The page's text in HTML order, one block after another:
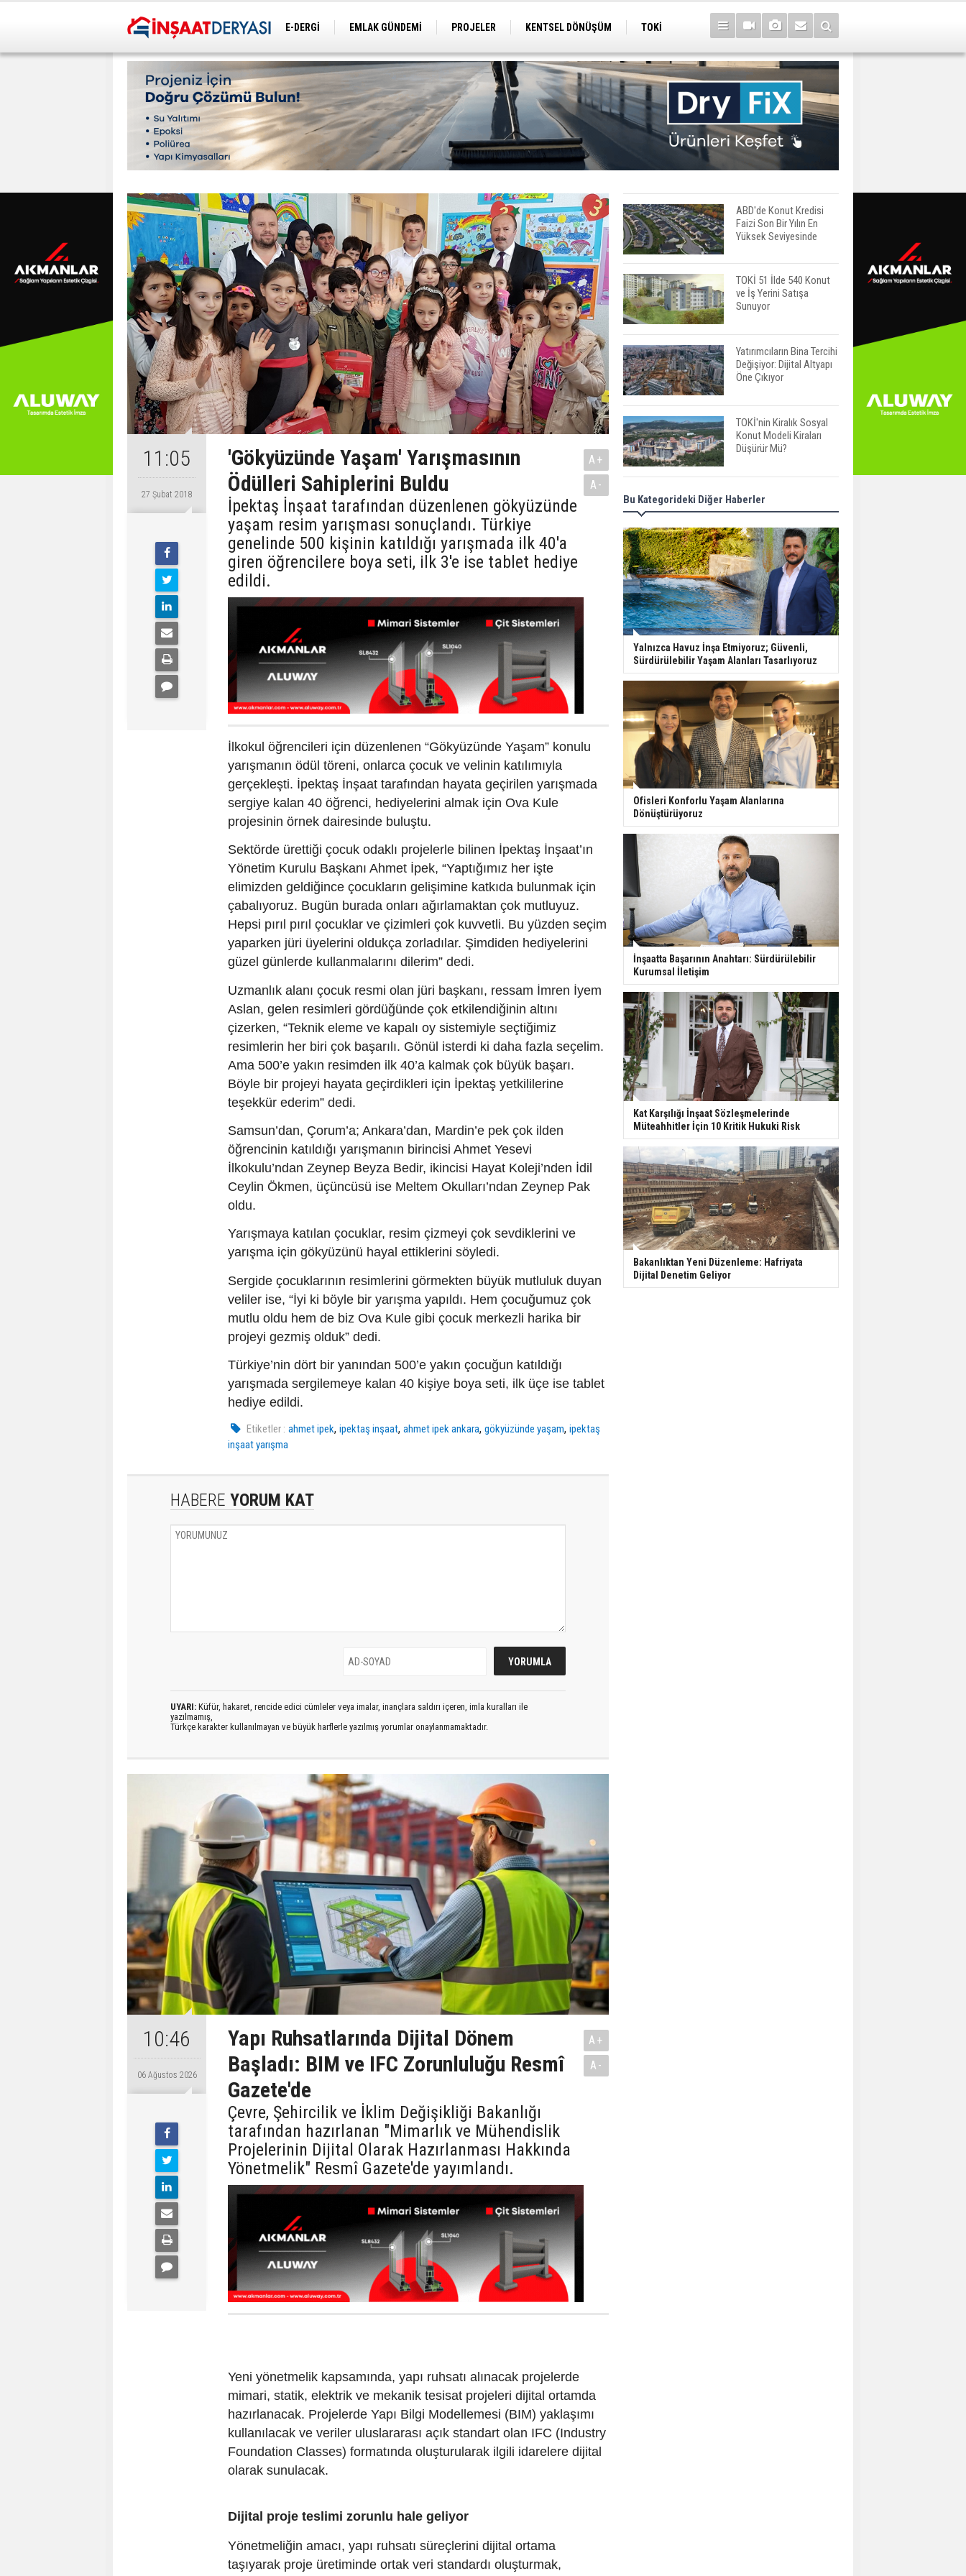
E-DERGİ EMLAK GÜNDEMİ PROJELER KENTSEL DÖNÜŞÜM
TOKİ
11:05
27 Şubat 2018
'Gökyüzünde Yaşam' Yarışmasının
Ödülleri Sahiplerini Buldu
İpektaş İnşaat tarafından düzenlenen gökyüzünde
yaşam resim yarışması sonuçlandı. Türkiye
genelinde 500 kişinin katıldığı yarışmada ilk 40'a
giren öğrencilere boya seti, ilk 3'e ise tablet hediye
edildi.
A+
A-
İlkokul öğrencileri için düzenlenen “Gökyüzünde Yaşam” konulu
yarışmanın ödül töreni, onlarca çocuk ve velinin katılımıyla
gerçekleşti. İpektaş İnşaat tarafından hayata geçirilen yarışmada
sergiye kalan 40 öğrenci, hediyelerini almak için Ova Kule
projesinin örnek dairesinde buluştu.
Sektörde ürettiği çocuk odaklı projelerle bilinen İpektaş İnşaat’ın
Yönetim Kurulu Başkanı Ahmet İpek, “Yaptığımız her işte
elimizden geldiğince çocukların gelişimine katkıda bulunmak için
çabalıyoruz. Bugün burada onları ağırlamaktan çok mutluyuz.
Hepsi pırıl pırıl çocuklar ve çizimleri çok kuvvetli. Bu yüzden seçim
yaparken jüri üyelerini oldukça zorladılar. Şimdiden hediyelerini
güzel günlerde kullanmalarını dilerim” dedi.
Uzmanlık alanı çocuk resmi olan jüri başkanı, ressam İmren İyem
Aslan, gelen resimleri gördüğünde çok etkilendiğinin altını
çizerken, “Teknik eleme ve kapalı oy sistemiyle seçtiğimiz
resimlerin her biri çok başarılı. Gönül isterdi ki daha fazla seçelim.
Ama 500’e yakın resimden ilk 40’a kalmak çok büyük başarı.
Böyle bir projeyi hayata geçirdikleri için İpektaş yetkililerine
teşekkür ederim” dedi.
Samsun’dan, Çorum’a; Ankara’dan, Mardin’e pek çok ilden
öğrencinin katıldığı yarışmanın birincisi Ahmet Yesevi
İlkokulu’ndan Zeynep Beyza Bedir, ikincisi Hayat Koleji’nden İdil
Ceylin Ökmen, üçüncüsü ise Meltem Okulları’ndan Zeynep Pak
oldu.
Yarışmaya katılan çocuklar, resim çizmeyi çok sevdiklerini ve
yarışma için gökyüzünü hayal ettiklerini söyledi.
Sergide çocuklarının resimlerini görmekten büyük mutluluk duyan
veliler ise, “İyi ki böyle bir yarışma yapıldı. Hem çocuğumuz çok
mutlu oldu hem de biz Ova Kule gibi çocuk merkezli harika bir
projeyi gezmiş olduk” dedi.
Türkiye’nin dört bir yanından 500’e yakın çocuğun katıldığı
yarışmada sergilemeye kalan 40 kişiye boya seti, ilk üçe ise tablet
hediye edildi.
Etiketler : ahmet ipek,ipektaş inşaat,ahmet ipek ankara,gökyüzünde yaşam,ipektaş
inşaat yarışma
HABERE YORUM KAT
UYARI: Küfür, hakaret, rencide edici cümleler veya imalar, inançlara saldırı içeren, imla kuralları ile
yazılmamış,
Türkçe karakter kullanılmayan ve büyük harflerle yazılmış yorumlar onaylanmamaktadır.
10:46
06 Ağustos 2026
Yapı Ruhsatlarında Dijital Dönem
Başladı: BIM ve IFC Zorunluluğu Resmî
Gazete'de
Çevre, Şehircilik ve İklim Değişikliği Bakanlığı
tarafından hazırlanan "Mimarlık ve Mühendislik
Projelerinin Dijital Olarak Hazırlanması Hakkında
Yönetmelik" Resmî Gazete'de yayımlandı.
A+
A-
Yeni yönetmelik kapsamında, yapı ruhsatı alınacak projelerde
mimari, statik, elektrik ve mekanik tesisat projeleri dijital ortamda
hazırlanacak. Projelerde Yapı Bilgi Modellemesi (BIM) yaklaşımı
kullanılacak ve veriler uluslararası açık standart olan IFC (Industry
Foundation Classes) formatında oluşturularak ilgili idarelere dijital
olarak sunulacak.
Dijital proje teslimi zorunlu hale geliyor
Yönetmeliğin amacı, yapı ruhsatı süreçlerini dijital ortama
taşıyarak proje üretiminde ortak veri standardı oluşturmak,
ABD'de Konut Kredisi
Faizi Son Bir Yılın En
Yüksek Seviyesinde
TOKİ 51 İlde 540 Konut
ve İş Yerini Satışa
Sunuyor
Yatırımcıların Bina Tercihi
Değişiyor: Dijital Altyapı
Öne Çıkıyor
TOKİ'nin Kiralık Sosyal
Konut Modeli Kiraları
Düşürür Mü?
İkinci El Konut Fiyatları
İspanya'da Bir Yılda
Konut Satışları Güçlü
Seyrini Korudu Yabancıya
Satış Geriledi
ABD'de İnşaat
Harcamaları Geriledi
Tercih Döneminde
Barınma Telaşı Başladı
Aileden Miras Kalan Ev
Nasıl Satılır?
İstanbul'da 15 Bin Kiralık
Sosyal Konut Eylülde
Kiraya Verilecek
Bu Kategorideki Diğer Haberler
Yalnızca Havuz İnşa Etmiyoruz; Güvenli,
Sürdürülebilir Yaşam Alanları Tasarlıyoruz
Ofisleri Konforlu Yaşam Alanlarına
Dönüştürüyoruz
İnşaatta Başarının Anahtarı: Sürdürülebilir
Kurumsal İletişim
Kat Karşılığı İnşaat Sözleşmelerinde
Müteahhitler İçin 10 Kritik Hukuki Risk
Bakanlıktan Yeni Düzenleme: Hafriyata
Dijital Denetim Geliyor